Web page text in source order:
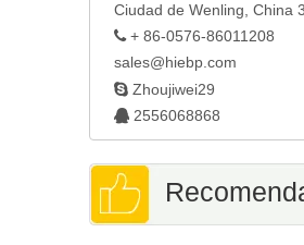
Ciudad de Wenling, China
 + 86-0576-86011208
sales@hiebp.com
 Zhoujiwei29
 2556068868